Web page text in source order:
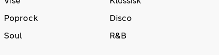
Poprock
Disco
Soul
R&B